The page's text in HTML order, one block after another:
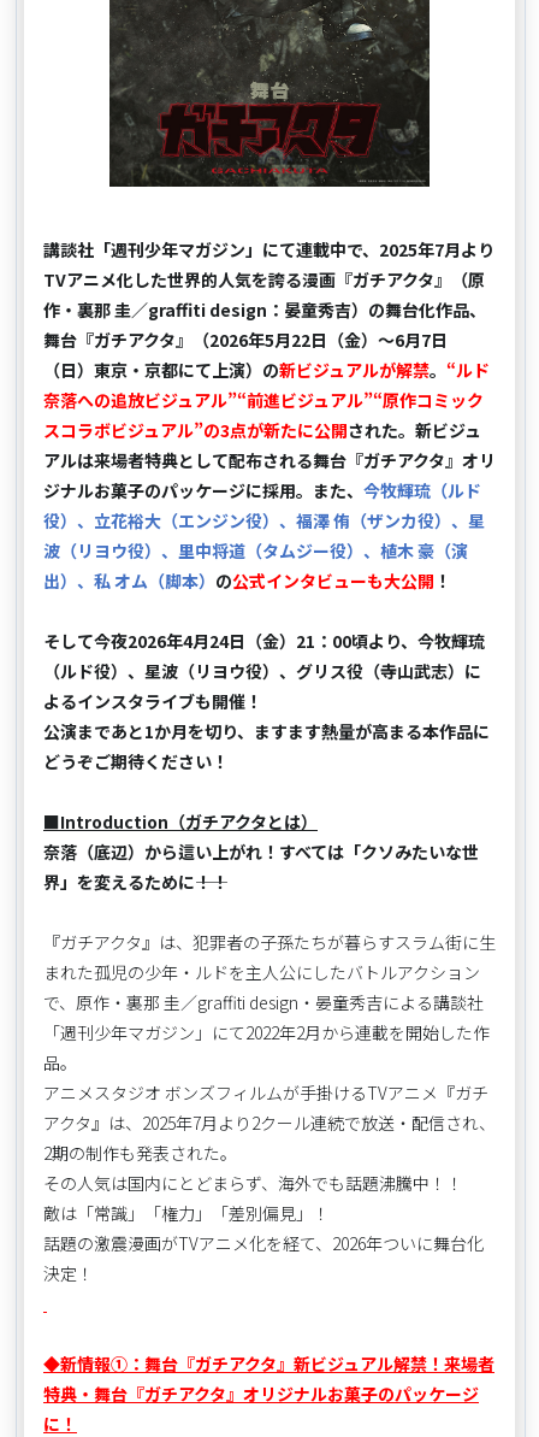
講談社「週刊少年マガジン」にて連載中で、2025年7月より
TVアニメ化した世界的人気を誇る漫画『ガチアクタ』（原
作・裏那 圭／graffiti design：晏童秀吉）の舞台化作品、
舞台『ガチアクタ』（2026年5月22日（金）～6月7日
（日）東京・京都にて上演）の新ビジュアルが解禁。 “ルド
奈落への追放ビジュアル”“前進ビジュアル”“原作コミック
スコラボビジュアル”の3点が新たに公開された。新ビジュ
アルは来場者特典として配布される舞台『ガチアクタ』オリ
ジナルお菓子のパッケージに採用。また、 今牧輝琉（ルド
役）、立花裕大（エンジン役）、福澤 侑（ザンカ役）、星
波（リヨウ役）、里中将道（タムジー役）、植木 豪（演
出）、私 オム（脚本） の公式インタビューも大公開 ！
そして今夜2026年4月24日（金）21：00頃より、今牧輝琉
（ルド役）、星波（リヨウ役）、グリス役（寺山武志）に
よるインスタライブも開催！
公演まであと1か月を切り、ますます熱量が高まる本作品に
どうぞご期待ください！
■Introduction（ガチアクタとは）
奈落（底辺）から這い上がれ！すべては「クソみたいな世
界」を変えるために――！！
『ガチアクタ』は、犯罪者の子孫たちが暮らすスラム街に生
まれた孤児の少年・ルドを主人公にしたバトルアクション
で、原作・裏那 圭／graffiti design・晏童秀吉による講談社
「週刊少年マガジン」にて2022年2月から連載を開始した作
品。
アニメスタジオ ボンズフィルムが手掛けるTVアニメ『ガチ
アクタ』は、2025年7月より2クール連続で放送・配信され、
2期の制作も発表された。
その人気は国内にとどまらず、海外でも話題沸騰中！！
敵は「常識」「権力」「差別偏見」！
話題の激震漫画がTVアニメ化を経て、2026年ついに舞台化
決定！
◆新情報①：舞台『ガチアクタ』新ビジュアル解禁！来場者
特典・舞台『ガチアクタ』オリジナルお菓子のパッケージ
に！